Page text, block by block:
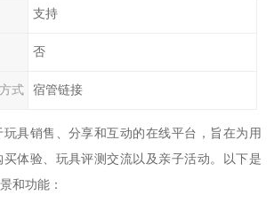
支持
否
式 宿管链接
具销售、分享和互动的在线平台，旨在为用
买体验、玩具评测交流以及亲子活动。以下是
和功能：